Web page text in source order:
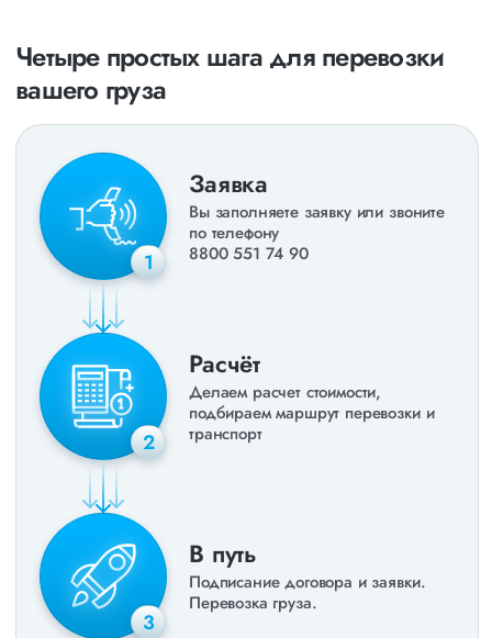
Четыре простых шага для перевозки
вашего груза
1
Заявка
Вы заполняете заявку или звоните
по телефону
8800 551 74 90
2
Расчёт
Делаем расчет стоимости,
подбираем маршрут перевозки и
транспорт
3
В путь
Подписание договора и заявки.
Перевозка груза.